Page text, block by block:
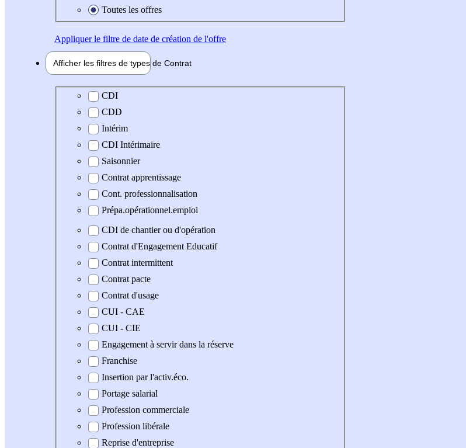
Toutes les offres
Appliquerle filtre de date de création de l'offre
Afficher les filtres de types de Contrat
Type de contrat
CDI
CDD
Intérim
CDI Intérimaire
Saisonnier
Contrat apprentissage
Cont. professionnalisation
Prépa.opérationnel.emploi
CDI de chantier ou d'opération
Contrat d'Engagement Educatif
Contrat intermittent
Contrat pacte
Contrat d'usage
CUI - CAE
CUI - CIE
Engagement à servir dans la réserve
Franchise
Insertion par l'activ.éco.
Portage salarial
Profession commerciale
Profession libérale
Reprise d'entreprise